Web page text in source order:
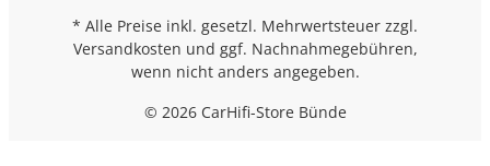
* Alle Preise inkl. gesetzl. Mehrwertsteuer zzgl.
Versandkosten und ggf. Nachnahmegebühren,
wenn nicht anders angegeben.
© 2026 CarHifi-Store Bünde